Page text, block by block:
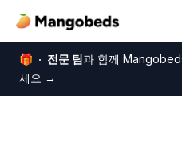
🎁 전문 팀과 함께
세요 →